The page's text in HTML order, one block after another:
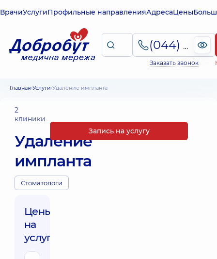
ВрачиУслугиПрофильные направленияАдресаЦены
(044) 495-2-888
Заказать звонок
Главная Услуги Удаление импланта
2
клиники
Удаление
импланта
Стоматологи
Цены
на
услуги:
Запись на услугу